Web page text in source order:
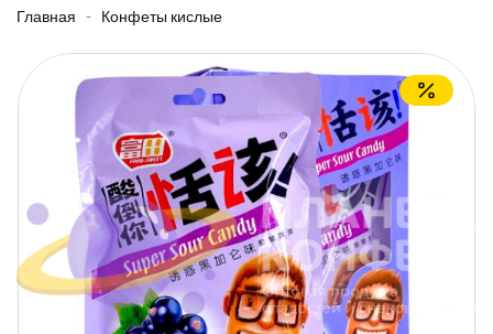
Главная Конфеты кислые